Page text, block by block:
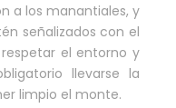
a los manantiales, y
señalizados con el
el entorno y
llevarse la
limpio el monte.